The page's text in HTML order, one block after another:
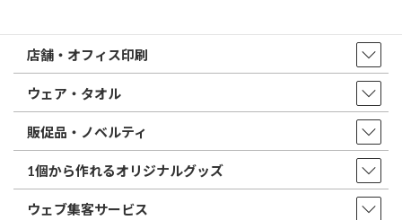
店舗・オフィス印刷
ウェア・タオル
販促品・ノベルティ
1個から作れるオリジナルグッズ
ウェブ集客サービス